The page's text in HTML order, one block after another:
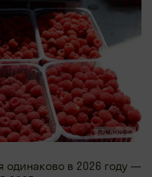
в 2026 году —